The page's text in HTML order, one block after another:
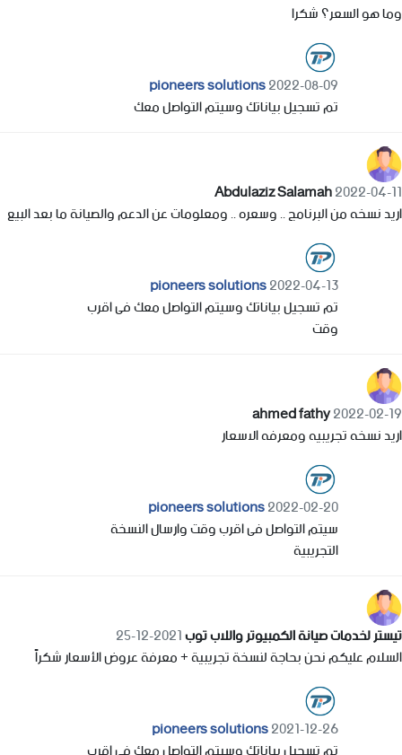
وما هو السعر؟ شكرا
pioneers solutions2022-08-09
تم تسجيل بياناتك وسيتم التواصل معك
Abdulaziz Salamah2022-04-11
اريد نسخه من البرنامج .. وسعره .. ومعلومات عن الدعم والصيانة ما بعد البيع
pioneers solutions2022-04-13
تم تسجيل بياناتك وسيتم التواصل معك فى اقرب
وقت
ahmed fathy2022-02-19
اريد نسخه تجريبيه ومعرفه الاسعار
pioneers solutions2022-02-20
سيتم التواصل فى اقرب وقت وارسال النسخة
التجريبية
تيستر لخدمات صيانة الكمبيوتر واللاب توب2021-12-25
السلام عليكم نحن بحاجة لنسخة تجريبية + معرفة عروض الأسعار شكراً
pioneers solutions2021-12-26